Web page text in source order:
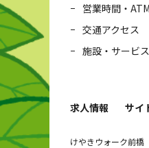
営業時間・ATM
交通アクセス
施設・サービ
求人情報 サイ
けやきウォーク前橋